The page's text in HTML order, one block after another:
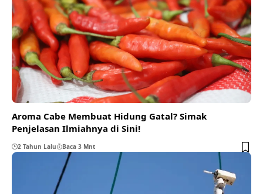
Aroma Cabe Membuat Hidung Gatal? Simak
Penjelasan Ilmiahnya di Sini!
2 Tahun Lalu Baca 3 Mnt